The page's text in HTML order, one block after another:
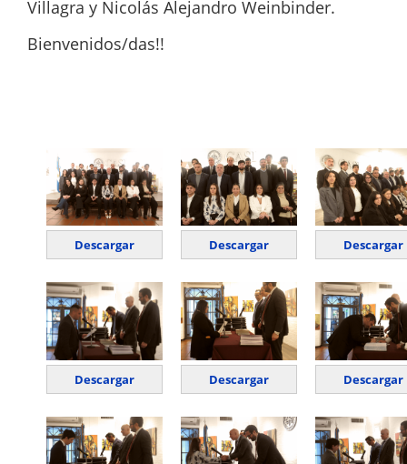
Villagra y Nicolás Alejandro Weinbinder.
Bienvenidos/das!!
Descargar Descargar Descargar
Descargar Descargar Descargar